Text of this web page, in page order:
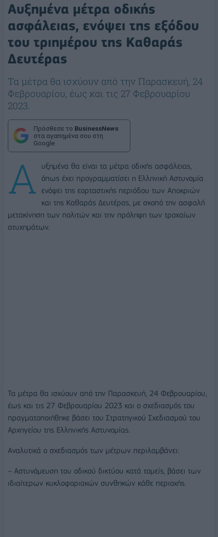
Αυξημένα μέτρα οδικής
ασφάλειας, ενόψει της εξόδου
του τριημέρου της Καθαράς
Δευτέρας
Τα μέτρα θα ισχύουν από την Παρασκευή, 24
Φεβρουαρίου, έως και τις 27 Φεβρουαρίου
2023.
Πρόσθεσε το BusinessNews
στα αγαπημένα σου στη
Google
Α
υξημένα θα είναι τα μέτρα οδικής ασφάλειας,
όπως έχει προγραμματίσει η Ελληνική Αστυνομία
ενόψει της εορταστικής περιόδου των Αποκριών
και της Καθαράς Δευτέρας, με σκοπό την ασφαλή
μετακίνηση των πολιτών και την πρόληψη των τροχαίων
ατυχημάτων.
Τα μέτρα θα ισχύουν από την Παρασκευή, 24 Φεβρουαρίου,
έως και τις 27 Φεβρουαρίου 2023 και ο σχεδιασμός του
πραγματοποιήθηκε βάσει του Στρατηγικού Σχεδιασμού του
Αρχηγείου της Ελληνικής Αστυνομίας.
Αναλυτικά ο σχεδιασμός των μέτρων περιλαμβάνει:
– Αστυνόμευση του οδικού δικτύου κατά τομείς, βάσει των
ιδιαίτερων κυκλοφοριακών συνθηκών κάθε περιοχής.